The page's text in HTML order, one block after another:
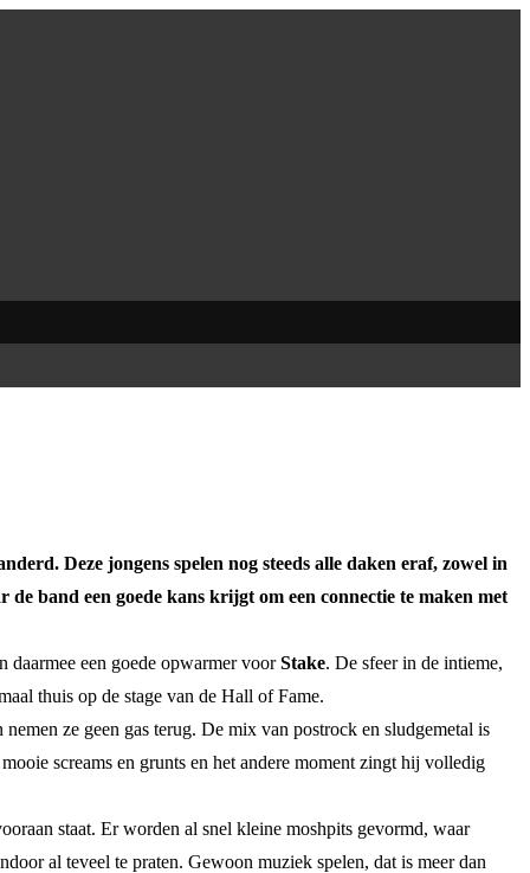
Deze jongens spelen nog steeds alle daken eraf, zowel in
band een goede kans krijgt om een connectie te maken met
daarmee een goede opwarmer voorStake. De sfeer in de intieme,
thuis op de stage van de Hall of Fame.
ze geen gas terug. De mix van postrock en sludgemetal is
screams en grunts en het andere moment zingt hij volledig
staat. Er worden al snel kleine moshpits gevormd, waar
al teveel te praten. Gewoon muziek spelen, dat is meer dan